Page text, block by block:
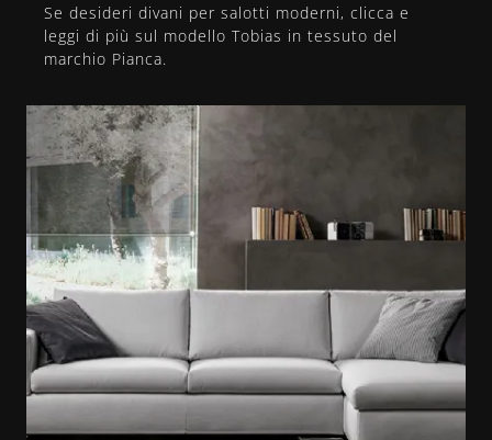
Se desideri divani per salotti moderni, clicca e
leggi di più sul modello Tobias in tessuto del
marchio Pianca.